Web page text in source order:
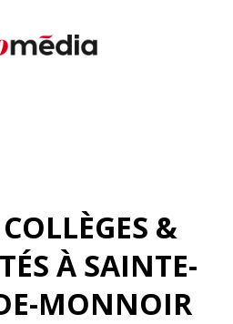
&
À SAINTE-
MONNOIR